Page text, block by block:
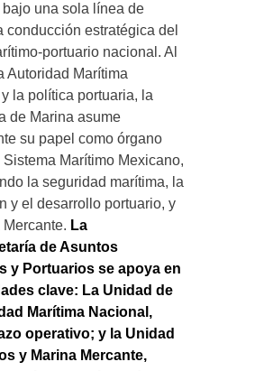
bajo una sola línea de
conducción estratégica del
portuario nacional. Al
Autoridad Marítima
la política portuaria, la
de Marina asume
su papel como órgano
Sistema Marítimo Mexicano,
la seguridad marítima, la
y el desarrollo portuario, y
Mercante. La
de Asuntos
y Portuarios se apoya en
clave: La Unidad de
Marítima Nacional,
operativo; y la Unidad
y Marina Mercante,